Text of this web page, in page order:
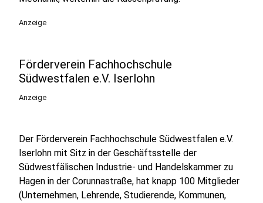
Anzeige
Förderverein Fachhochschule
Südwestfalen e.V. Iserlohn
Anzeige
Der Förderverein Fachhochschule Südwestfalen e.V.
Iserlohn mit Sitz in der Geschäftsstelle der
Südwestfälischen Industrie- und Handelskammer zu
Hagen in der Corunnastraße, hat knapp 100 Mitglieder
(Unternehmen, Lehrende, Studierende, Kommunen,